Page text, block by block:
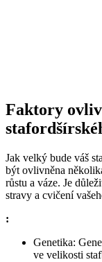
Faktory
Jak velký bude váš
být ovlivněna
růstu a váze. Je
stravy a cvičení
:
Genetika:
ve velikosti